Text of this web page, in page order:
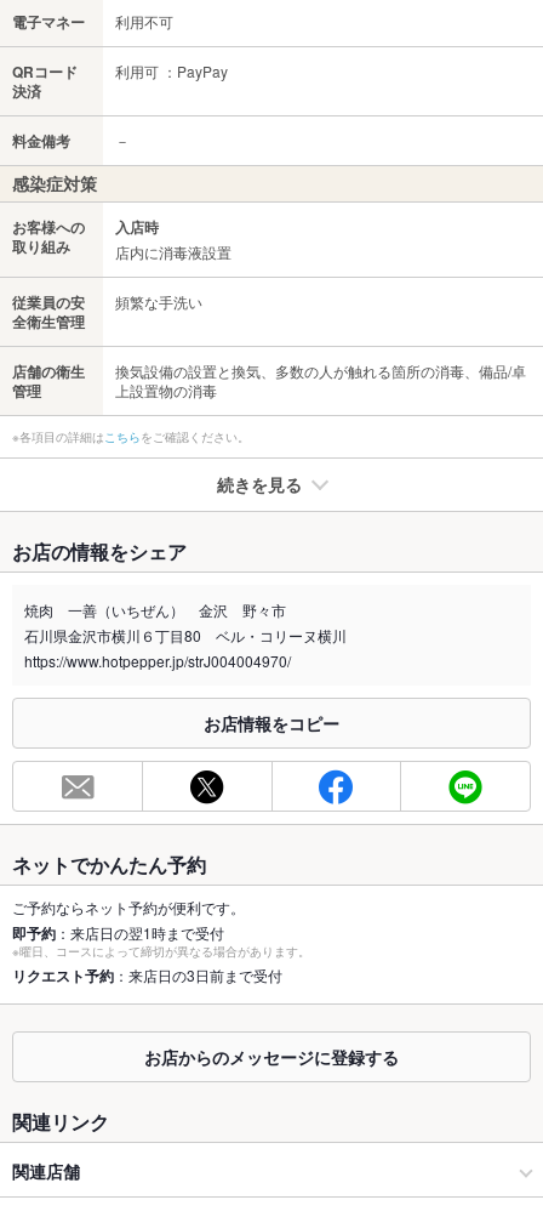
電子マネー 利用不可
QRコード
決済
利用可 ：PayPay
料金備考 －
感染症対策
お客様への
取り組み
入店時
店内に消毒液設置
従業員の安
全衛生管理
頻繁な手洗い
店舗の衛生
管理
換気設備の設置と換気、多数の人が触れる箇所の消毒、備品/卓
上設置物の消毒
※各項目の詳細は こちらをご確認ください。
続きを見る
禁煙・喫煙 全席禁煙
喫煙専用室 なし
※2020年4月1日～受動喫煙対策に関する法律が施行されています。正しい情報はお店へお問い
総席数 30席
最大宴会収
30人
個室 なし
座敷 なし
掘りごたつ あり
カウンター あり
ソファー なし
テラス席
貸切
お店の情報をシェア
焼肉 一善（いちぜん） 金沢 野々市
石川県金沢市横川６丁目80 ベル・コリーヌ横川
https://www.hotpepper.jp/strJ004004970/
お店情報をコピー
ネットでかんたん予約
ご予約ならネット予約が便利です。
即予約 ：来店日の翌1時まで受付
※曜日、コースによって締切が異なる場合があります。
リクエスト予約 ：来店日の3日前まで受付
お店からのメッセージに登録する
関連リンク
関連店舗